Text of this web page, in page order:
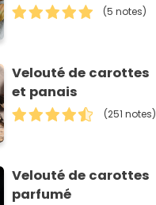
(5 notes)
Velouté de carottes
et panais
(251 notes)
Velouté de carottes
parfumé